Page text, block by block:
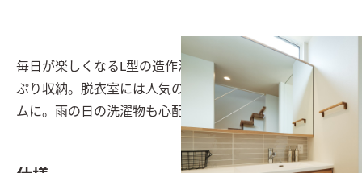
毎日が楽しくなるL型の造作洗面台は引き出し収納でたっ
ぷり収納。脱衣室には人気の「幹太くん」で家事をスリ
ムに。雨の日の洗濯物も心配無用